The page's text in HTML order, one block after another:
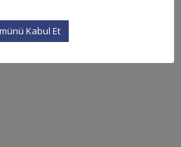
Kabul Et